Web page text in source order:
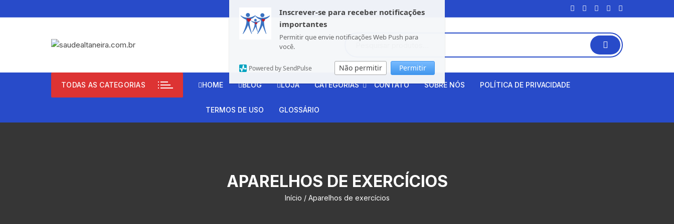
Inscrever-se para receber notificações
importantes
Permitir que envie notificações Web Push para
você.
Não permitir Permitir
Powered by SendPulse
para
TODAS AS CATEGORIAS HOME BLOG LOJA CATEGORIAS
Alongue-se
Cursos
CONTATO SOBRE NÓS POLÍTICA DE PRIVACIDADE
TERMOS DE USO GLOSSÁRIO
APARELHOS DE EXERCÍCIOS
Início / Aparelhos de exercícios